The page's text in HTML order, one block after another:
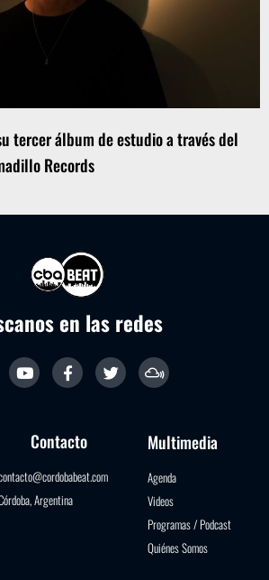
tercer álbum de estudio a través del
Records
en las redes
Contacto
Argentina
Multimedia
Agenda
Videos
Programas / Podcast
Quiénes Somos